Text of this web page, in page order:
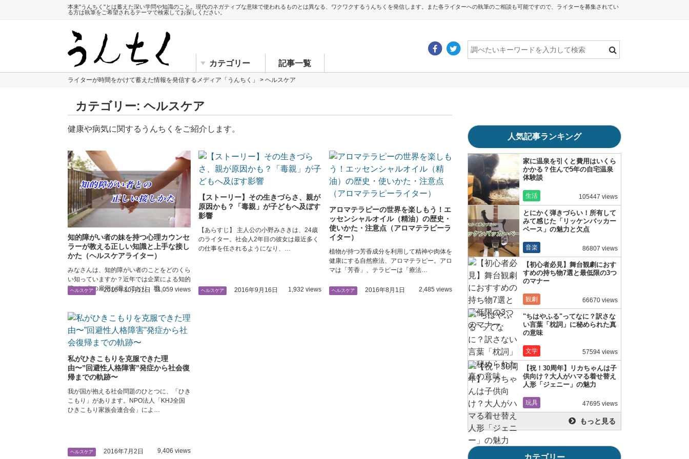
本来"うんちく"とは蓄えた深い学問や知識のこと。現代のネガティブな意味で使われるものとは異なる、ワクワクするうんちくを発信します。また各ライターへの執筆のご相談も可能ですので、ライターを募集されてい
る方は執筆をご希望されるテーマで検索してお探しください。
カテゴリー 記事一覧
ライターが時間をかけて蓄えた情報を発信するメディア「うんちく」 > ヘルスケア
カテゴリー: ヘルスケア
健康や病気に関するうんちくをご紹介します。
知的障がい者の妹を持つ心理カウンセ
ラーが教える正しい知識と上手な接し
かた（ヘルスケアライター）
みなさんは、知的障がい者のことをどのくら
い知っていますか？近年では企業による知的
障がい者の雇用が増えており、職…
ヘルスケア 2016年10月11日 11,059 views
【ストーリー】その生きづらさ、親が
原因かも？「毒親」が子どもへ及ぼす
影響
【あらすじ】 主人公の小野みさきは、24歳
のライター。社会人2年目の彼女は最近多く
の仕事を任されるようになり、…
ヘルスケア 2016年9月16日 1,932 views
アロマテラピーの世界を楽しもう！エ
ッセンシャルオイル（精油）の歴史・
使いかた・注意点（アロマテラピーラ
イター）
植物が持つ芳香成分を利用して精神や肉体を
健康にする自然療法、アロマテラピー。アロ
マは「芳香」、テラピーは「療法…
ヘルスケア 2016年8月1日 2,485 views
私がひきこもりを克服できた理
由〜”回避性人格障害”発症から社会復
帰までの軌跡〜
我が国が抱える社会問題のひとつに、「ひき
こもり」があります。NPO法人「KHJ全国
ひきこもり家族会連合会」によ…
ヘルスケア 2016年7月2日 9,406 views
人気記事ランキング
家に温泉を引くと費用はいくら
かかる？住んで5年の自宅温泉
体験談
生活 105447 views
とにかく弾きづらい！所有して
みて感じた「リッケンバッカー
ベース」の魅力と欠点
音楽 86807 views
【初心者必見】舞台観劇におす
すめの持ち物7選と最低限の3つ
のマナー
観劇 66670 views
"ちはやふる"ってなに？訳さな
い言葉「枕詞」に秘められた真
の意味
文学 57594 views
【祝！30周年】リカちゃんは子
供向け？大人がハマる着せ替え
人形「ジェニー」の魅力
玩具 47695 views
もっと見る
カテゴリー